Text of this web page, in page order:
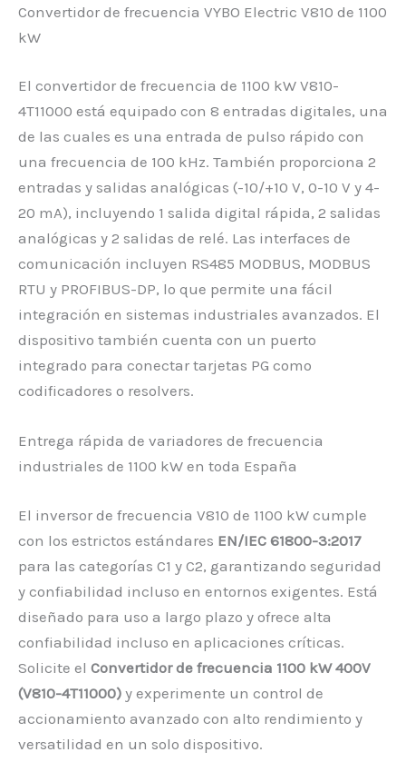
Convertidor de frecuencia VYBO Electric V810 de 1100
kW
El convertidor de frecuencia de 1100 kW V810-
4T11000 está equipado con 8 entradas digitales, una
de las cuales es una entrada de pulso rápido con
una frecuencia de 100 kHz. También proporciona 2
entradas y salidas analógicas (-10/+10 V, 0-10 V y 4-
20 mA), incluyendo 1 salida digital rápida, 2 salidas
analógicas y 2 salidas de relé. Las interfaces de
comunicación incluyen RS485 MODBUS, MODBUS
RTU y PROFIBUS-DP, lo que permite una fácil
integración en sistemas industriales avanzados. El
dispositivo también cuenta con un puerto
integrado para conectar tarjetas PG como
codificadores o resolvers.
Entrega rápida de variadores de frecuencia
industriales de 1100 kW en toda España
El inversor de frecuencia V810 de 1100 kW cumple
con los estrictos estándares EN/IEC 61800-3:2017
para las categorías C1 y C2, garantizando seguridad
y confiabilidad incluso en entornos exigentes. Está
diseñado para uso a largo plazo y ofrece alta
confiabilidad incluso en aplicaciones críticas.
Solicite el Convertidor de frecuencia 1100 kW 400V
(V810-4T11000) y experimente un control de
accionamiento avanzado con alto rendimiento y
versatilidad en un solo dispositivo.